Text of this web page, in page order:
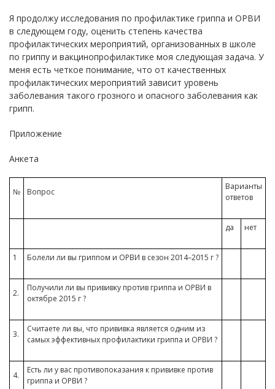
Я продолжу исследования по профилактике гриппа и ОРВИ
в следующем году, оценить степень качества
профилактических мероприятий, организованных в школе
по гриппу и вакцинопрофилактике моя следующая задача. У
меня есть четкое понимание, что от качественных
профилактических мероприятий зависит уровень
заболевания такого грозного и опасного заболевания как
грипп.
Приложение
Анкета
№ Вопрос
Варианты
ответов
да нет
1 Болели ли вы гриппом и ОРВИ в сезон 2014–2015 г ?
2.
Получили ли вы прививку против гриппа и ОРВИ в
октябре 2015 г ?
3.
Считаете ли вы, что прививка является одним из
самых эффективных профилактики гриппа и ОРВИ ?
4.
Есть ли у вас противопоказания к прививке против
гриппа и ОРВИ ?